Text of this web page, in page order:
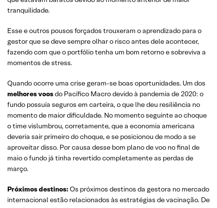
tranquilidade.
Esse e outros pousos forçados trouxeram o aprendizado para o
gestor que se deve sempre olhar o risco antes dele acontecer,
fazendo com que o portfólio tenha um bom retorno e sobreviva a
momentos de stress.
Quando ocorre uma crise geram-se boas oportunidades. Um dos
melhores voosdo Pacífico Macro devido à pandemia de 2020: o
fundo possuía seguros em carteira, o que lhe deu resiliência no
momento de maior dificuldade. No momento seguinte ao choque
o time vislumbrou, corretamente, que a economia americana
deveria sair primeiro do choque, e se posicionou de modo a se
aproveitar disso. Por causa desse bom plano de voo no final de
maio o fundo já tinha revertido completamente as perdas de
março.
Próximos destinos:Os próximos destinos da gestora no mercado
internacional estão relacionados às estratégias de vacinação. De